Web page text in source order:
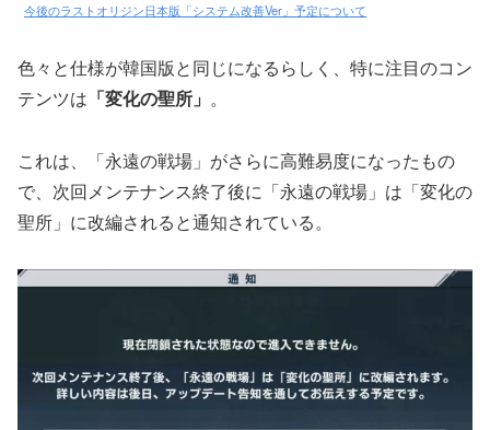
今後のラストオリジン日本版「システム改善Ver」予定について
色々と仕様が韓国版と同じになるらしく、特に注目のコン
テンツは 「変化の聖所」 。
これは、「永遠の戦場」がさらに高難易度になったもの
で、次回メンテナンス終了後に「永遠の戦場」は「変化の
聖所」に改編されると通知されている。